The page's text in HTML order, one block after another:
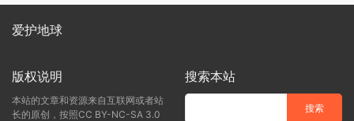
爱护地球
版权说明
本站的文章和资源来自互联网或者站
长的原创，按照CC BY-NC-SA 3.0
搜索本站